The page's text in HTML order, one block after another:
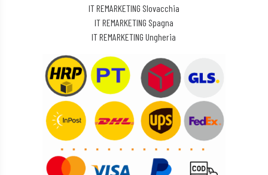
IT REMARKETING Slovacchia
IT REMARKETING Spagna
IT REMARKETING Ungheria